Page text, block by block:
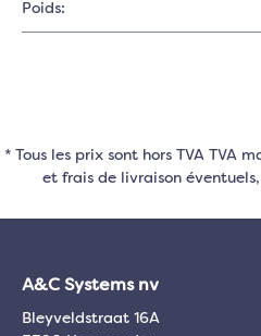
Poids:
* Tous les prix sont hors TVA TVA
et frais de livraison
A&C Systems nv
Bleyveldstraat 16A